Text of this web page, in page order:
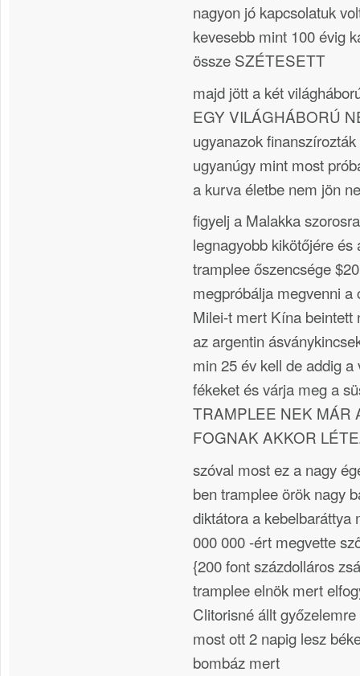
nagyon jó kapcsolatuk
kevesebb mint 100 évig
össze SZÉTESETT
majd jött a két
EGY VILÁGHÁBORÚ
ugyanazok
ugyanúgy mint most
a kurva életbe nem jön
figyelj a Malakka
legnagyobb kikötőjére és
tramplee őszencsége
megpróbálja megvenni a
Milei-t mert Kína beintett
az argentin
min 25 év kell de addig
fékeket és várja meg a
TRAMPLEE NEK MÁR
FOGNAK AKKOR
szóval most ez a nagy
ben tramplee örök nagy
diktátora a kebelbaráttya
000 000 -ért megvette
{200 font százdolláros
tramplee elnök mert
Clitorisné állt győzelemre
most ott 2 napig lesz
bombáz mert